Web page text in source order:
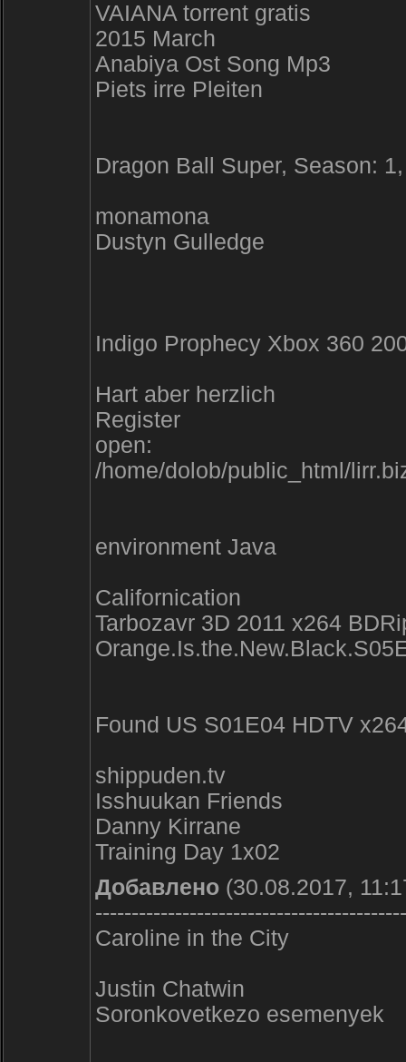
VAIANA torrent gratis
2015 March
Anabiya Ost Song Mp3
Piets irre Pleiten
Dragon Ball Super, Season:
monamona
Dustyn Gulledge
Indigo Prophecy Xbox 360
Hart aber herzlich
Register
open:
/home/dolob/public_html/
environment Java
Californication
Tarbozavr 3D 2011 x264
Found US S01E04 HDTV
shippuden.tv
Isshuukan Friends
Danny Kirrane
Training Day 1x02
Добавлено (30.08.2017,
Caroline in the City
Justin Chatwin
Soronkovetkezo esemenyek